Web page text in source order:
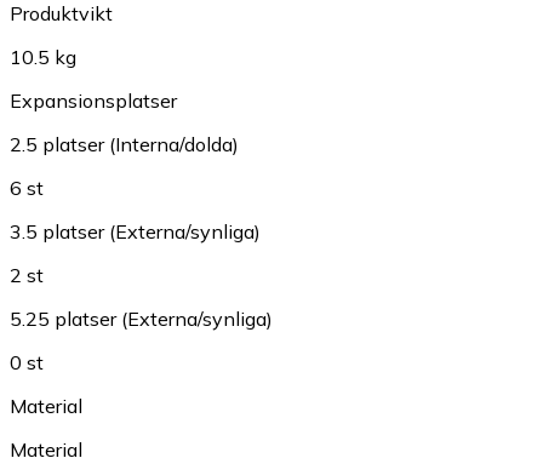
Produktvikt
10.5 kg
Expansionsplatser
2.5 platser (Interna/dolda)
6 st
3.5 platser (Externa/synliga)
2 st
5.25 platser (Externa/synliga)
0 st
Material
Material